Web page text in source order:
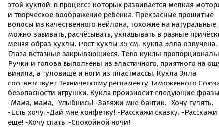
этой куклой, в процессе которых развивается мелкая
и творческое воображение ребёнка. Прекрасные прошитые
волосы из качественного нейлона, похожие на натуральные,
можно завивать, расчёсывать, укладывать в разные
меняя образ куклы. Рост куклы 35 см. Кукла Элла озвучена.
Глаза вставные закрывающиеся. Тело куклы
Ручки и голова выполнены из эластичного, приятного на
винила, а туловище и ноги из пластмассы. Кукла Элла
соответствует Техническому регламенту Таможенного
безопасности игрушки. Кукла произносит следующие
-Мама, мама, -Улыбнись! -Завяжи мне бантик. -Хочу гулять.
-Есть хочу. -Дай мне конфетку! -Расскажи сказку. -Расскажи
еще! -Хочу спать. -Спокойной ночи!